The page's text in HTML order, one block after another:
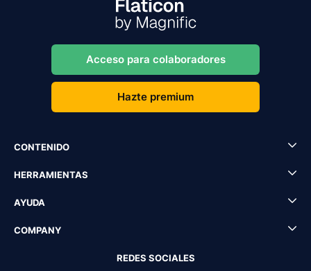
Acceso para colaboradores
Hazte premium
CONTENIDO
HERRAMIENTAS
AYUDA
COMPANY
REDES SOCIALES